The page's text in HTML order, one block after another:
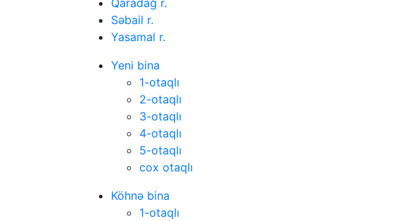
Qaradağ r.
Səbail r.
Yasamal r.
Yeni bina
1-otaqlı
2-otaqlı
3-otaqlı
4-otaqlı
5-otaqlı
cox otaqlı
Köhnə bina
1-otaqlı